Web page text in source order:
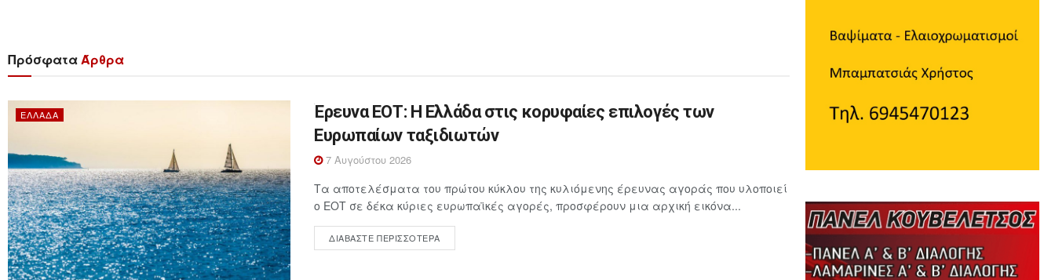
ΠρόσφαταΆρθρα
ΕΛΛΆΔΑ
Έρευνα ΕΟΤ: Η Ελλάδα στις κορυφαίες επιλογές των
Ευρωπαίων ταξιδιωτών
7 Αυγούστου 2026
Τα αποτελέσματα του πρώτου κύκλου της κυλιόμενης έρευνας αγοράς που υλοποιεί
ο ΕΟΤ σε δέκα κύριες ευρωπαϊκές αγορές, προσφέρουν μια αρχική εικόνα...
ΔΙΑΒΆΣΤΕ ΠΕΡΙΣΣΌΤΕΡΑ